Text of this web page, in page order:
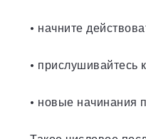
• начните
• прислушивайтесь
• новые начинания